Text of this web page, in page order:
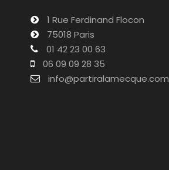
1 Rue Ferdinand Flocon
75018 Paris
01 42 23 00 63
06 09 09 28 35
info@partiralamecque.com